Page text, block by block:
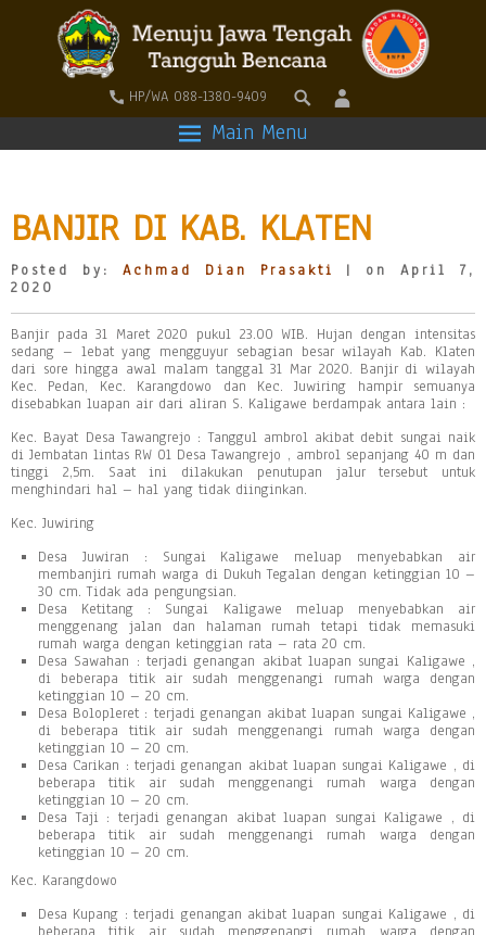
HP/WA 088-1380-9409
Main Menu
BANJIR DI KAB. KLATEN
Posted by: Achmad Dian Prasakti
| on April 7,
2020
Banjir pada 31 Maret 2020 pukul 23.00 WIB. Hujan dengan intensitas
sedang – lebat yang mengguyur sebagian besar wilayah Kab. Klaten
dari sore hingga awal malam tanggal 31 Mar 2020. Banjir di wilayah
Kec. Pedan, Kec. Karangdowo dan Kec. Juwiring hampir semuanya
disebabkan luapan air dari aliran S. Kaligawe berdampak antara lain :
Kec. Bayat Desa Tawangrejo : Tanggul ambrol akibat debit sungai naik
di Jembatan lintas RW 01 Desa Tawangrejo , ambrol sepanjang 40 m dan
tinggi 2,5m. Saat ini dilakukan penutupan jalur tersebut untuk
menghindari hal – hal yang tidak diinginkan.
Kec. Juwiring
Desa Juwiran : Sungai Kaligawe meluap menyebabkan air
membanjiri rumah warga di Dukuh Tegalan dengan ketinggian 10 –
30 cm. Tidak ada pengungsian.
Desa Ketitang : Sungai Kaligawe meluap menyebabkan air
menggenang jalan dan halaman rumah tetapi tidak memasuki
rumah warga dengan ketinggian rata – rata 20 cm.
Desa Sawahan : terjadi genangan akibat luapan sungai Kaligawe ,
di beberapa titik air sudah menggenangi rumah warga dengan
ketinggian 10 – 20 cm.
Desa Bolopleret : terjadi genangan akibat luapan sungai Kaligawe ,
di beberapa titik air sudah menggenangi rumah warga dengan
ketinggian 10 – 20 cm.
Desa Carikan : terjadi genangan akibat luapan sungai Kaligawe , di
beberapa titik air sudah menggenangi rumah warga dengan
ketinggian 10 – 20 cm.
Desa Taji : terjadi genangan akibat luapan sungai Kaligawe , di
beberapa titik air sudah menggenangi rumah warga dengan
ketinggian 10 – 20 cm.
Kec. Karangdowo
Desa Kupang : terjadi genangan akibat luapan sungai Kaligawe , di